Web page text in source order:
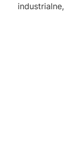
industrialne,